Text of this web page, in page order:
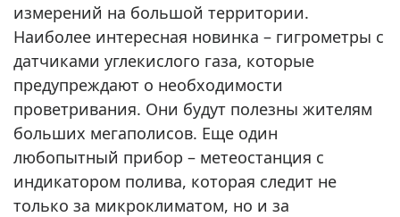
измерений на большой территории.
Наиболее интересная новинка – гигрометры с
датчиками углекислого газа, которые
предупреждают о необходимости
проветривания. Они будут полезны жителям
больших мегаполисов. Еще один
любопытный прибор – метеостанция с
индикатором полива, которая следит не
только за микроклиматом, но и за